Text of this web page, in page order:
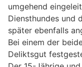
umgehend
Diensthundes und
später ebenfalls
Bei einem der
Deliktsgut